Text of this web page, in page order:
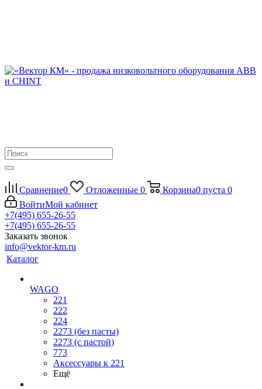
Сравнение0 Отложенные 0 Корзина0 пуста 0
ВойтиМой кабинет
+7(495) 655-26-55
+7(495) 655-26-55
Заказать звонок
info@vektor-km.ru
Каталог
WAGO
221
222
224
2273 (без пасты)
2273 (с пастой)
773
Аксессуары к 221
Ещё